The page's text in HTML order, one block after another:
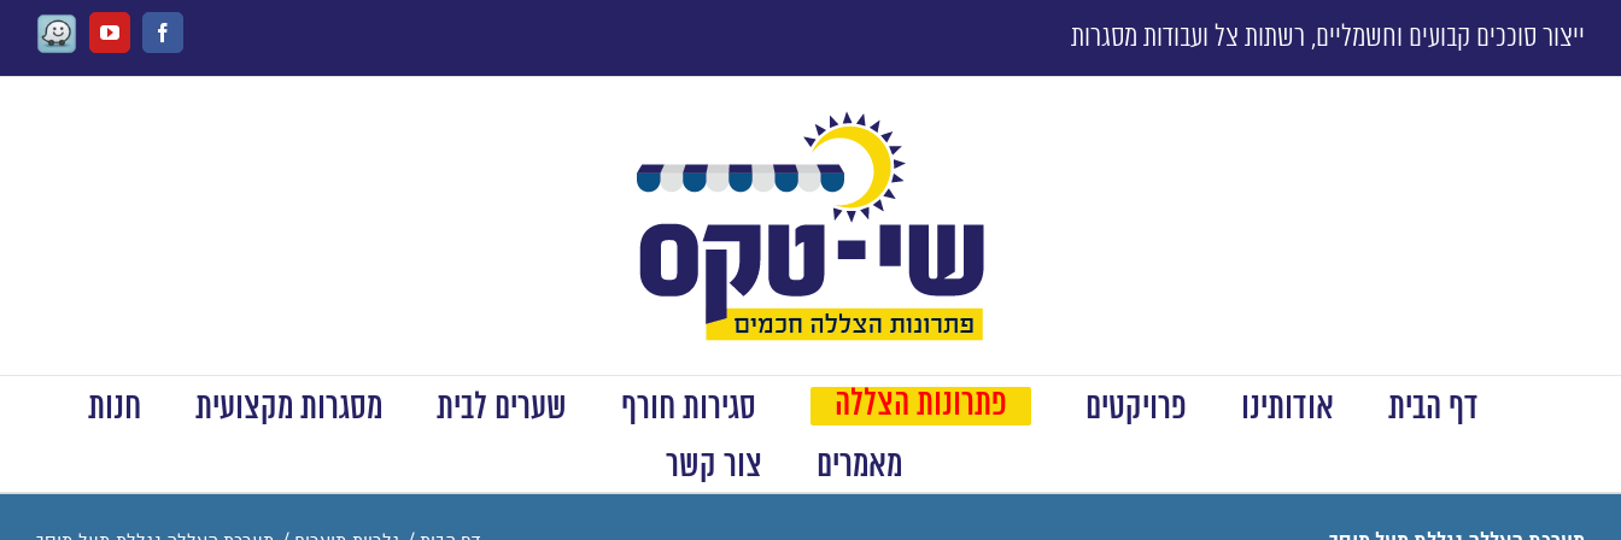
ייצור סוככים קבועים וחשמליים, רשתות צל ועבודות מסגרות Facebook
Youtube
Waze
דף הבית אודותינו פרויקטים פתרונות הצללה סגירות חורף שערים לבית מסגרות מקצועית
חנות
מאמרים
צור קשר